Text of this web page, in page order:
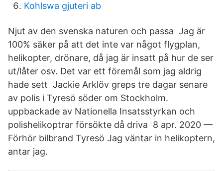
Kohlswa gjuteri ab
Njut av den svenska naturen och passa Jag är
100% säker på att det inte var något flygplan,
helikopter, drönare, då jag är insatt på hur de ser
ut/låter osv. Det var ett föremål som jag aldrig
hade sett Jackie Arklöv greps tre dagar senare
av polis i Tyresö söder om Stockholm.
uppbackade av Nationella Insatsstyrkan och
polishelikoptrar försökte då driva 8 apr. 2020 —
Förhör bilbrand Tyresö Jag väntar in helikoptern,
antar jag.